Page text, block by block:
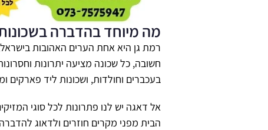
מה מיוחד בהדברה
רמת גן היא אחת הערים האהובות
חשובה, כל שכונה מציעה יתרונות
בעכברים וחולדות, ושכונות ליד פארקים
אל דאגה יש לנו פתרונות לכל סוגי
הבית מפני מקרים חוזרים ולדאוג